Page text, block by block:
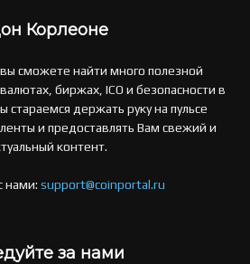
Корлеоне
сможете найти много полезной
биржах, ICO и безопасности в
держать руку на пульсе
и предоставлять Вам свежий и
контент.
нами: support@coinportal.ru
за нами